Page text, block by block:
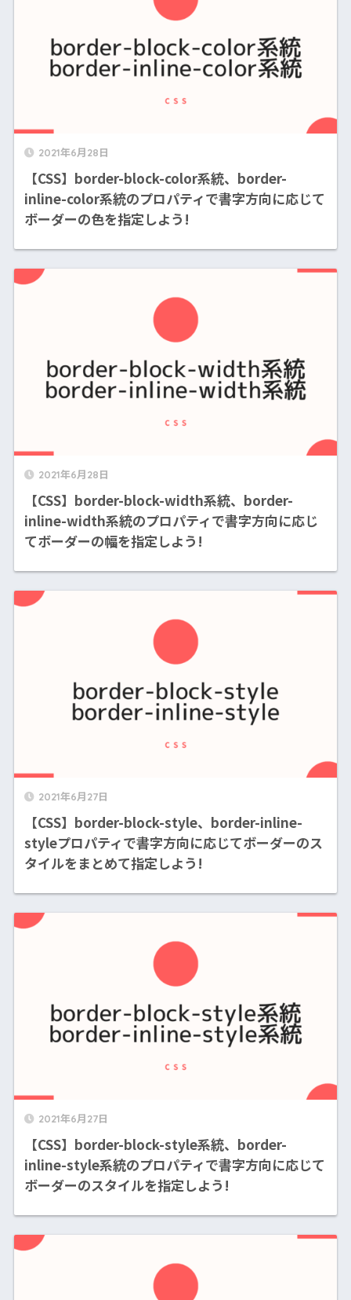
2021年6月28日
【CSS】border-block-color系統、border-
inline-color系統のプロパティで書字方向に応じて
ボーダーの色を指定しよう!
2021年6月28日
【CSS】border-block-width系統、border-
inline-width系統のプロパティで書字方向に応じ
てボーダーの幅を指定しよう!
2021年6月27日
【CSS】border-block-style、border-inline-
styleプロパティで書字方向に応じてボーダーのス
タイルをまとめて指定しよう!
2021年6月27日
【CSS】border-block-style系統、border-
inline-style系統のプロパティで書字方向に応じて
ボーダーのスタイルを指定しよう!